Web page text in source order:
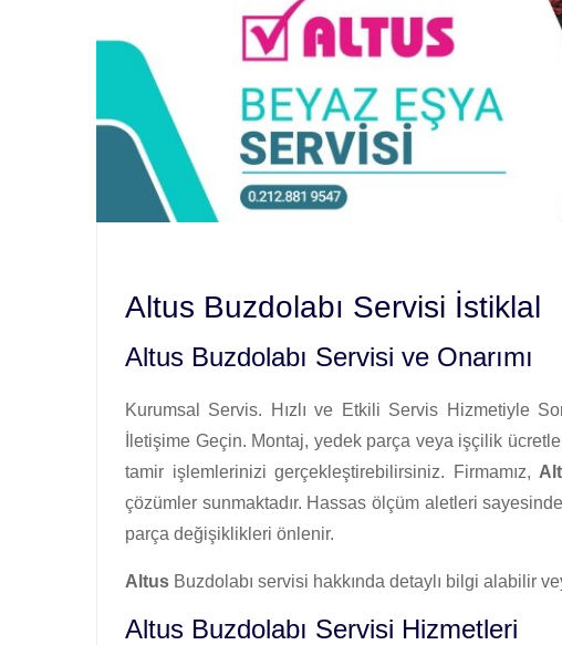
Altus Buzdolabı Servisi İstiklal
Altus Buzdolabı Servisi ve Onarımı
Kurumsal Servis. Hızlı ve Etkili Servis Hizmetiyle
İletişime Geçin. Montaj, yedek parça veya işçilik
tamir işlemlerinizi gerçekleştirebilirsiniz. Firmamız,
çözümler sunmaktadır. Hassas ölçüm aletleri sayesinde
parça değişiklikleri önlenir.
Altus Buzdolabı servisi hakkında detaylı bilgi alabilir
Altus Buzdolabı Servisi Hizmetleri